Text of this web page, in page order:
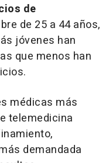
de
de 25 a 44 años,
jóvenes han
que menos han
médicas más
telemedicina
demandada